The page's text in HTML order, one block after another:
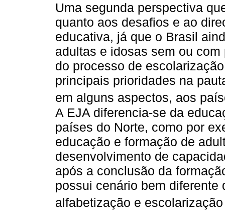
Uma segunda perspectiva
quanto aos desafios e ao
educativa, já que o Brasil
adultas e idosas sem ou
do processo de
principais prioridades na
em alguns aspectos, aos
A EJA diferencia-se da
países do Norte, como por
educação e formação de
desenvolvimento de
após a conclusão da
possui cenário bem
alfabetização e